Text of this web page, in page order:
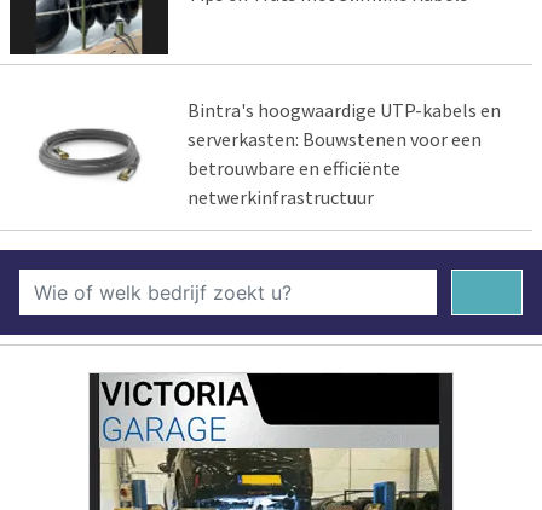
Bintra's hoogwaardige UTP-kabels en
serverkasten: Bouwstenen voor een
betrouwbare en efficiënte
netwerkinfrastructuur